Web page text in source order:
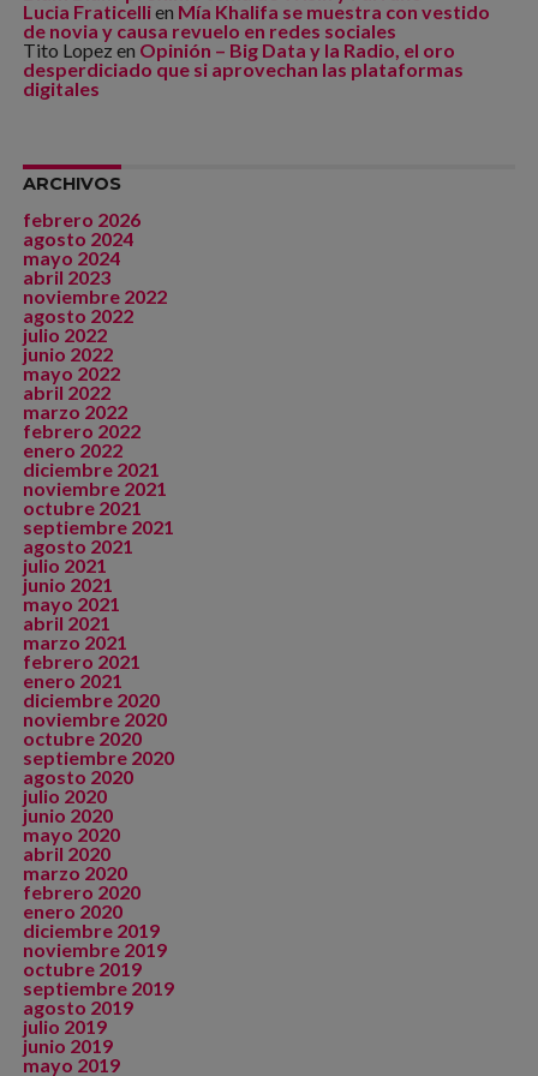
Lucia Fraticellien Mía Khalifa se muestra con vestido
de novia y causa revuelo en redes sociales
Tito Lopez en Opinión – Big Data y la Radio, el oro
desperdiciado que si aprovechan las plataformas
digitales
ARCHIVOS
febrero 2026
agosto 2024
mayo 2024
abril 2023
noviembre 2022
agosto 2022
julio 2022
junio 2022
mayo 2022
abril 2022
marzo 2022
febrero 2022
enero 2022
diciembre 2021
noviembre 2021
octubre 2021
septiembre 2021
agosto 2021
julio 2021
junio 2021
mayo 2021
abril 2021
marzo 2021
febrero 2021
enero 2021
diciembre 2020
noviembre 2020
octubre 2020
septiembre 2020
agosto 2020
julio 2020
junio 2020
mayo 2020
abril 2020
marzo 2020
febrero 2020
enero 2020
diciembre 2019
noviembre 2019
octubre 2019
septiembre 2019
agosto 2019
julio 2019
junio 2019
mayo 2019